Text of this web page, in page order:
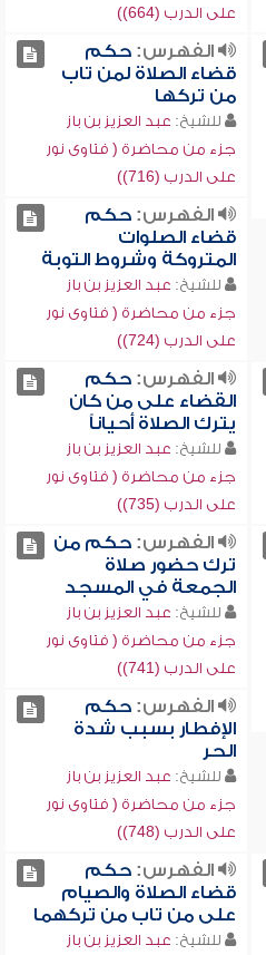
على الدرب (664))
الفهرس:حكم
قضاء الصلاة لمن تاب
من تركها
للشيخ: عبد العزيز بن باز
جزء من محاضرة ( فتاوى نور
على الدرب (716))
الفهرس:حكم
قضاء الصلوات
المتروكة وشروط التوبة
للشيخ: عبد العزيز بن باز
جزء من محاضرة ( فتاوى نور
على الدرب (724))
الفهرس:حكم
القضاء على من كان
يترك الصلاة أحياناً
للشيخ: عبد العزيز بن باز
جزء من محاضرة ( فتاوى نور
على الدرب (735))
الفهرس:حكم من
ترك حضور صلاة
الجمعة في المسجد
للشيخ: عبد العزيز بن باز
جزء من محاضرة ( فتاوى نور
على الدرب (741))
الفهرس:حكم
الإفطار بسبب شدة
الحر
للشيخ: عبد العزيز بن باز
جزء من محاضرة ( فتاوى نور
على الدرب (748))
الفهرس:حكم
قضاء الصلاة والصيام
على من تاب من تركهما
للشيخ: عبد العزيز بن باز